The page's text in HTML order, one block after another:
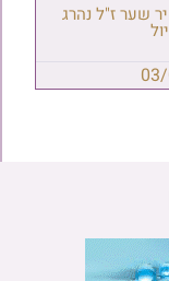
שער ז"ל נהרג